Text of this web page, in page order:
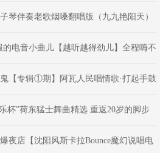
航琴伴奏老歌烟嗓翻唱版（九九艳阳天）
小花
的电音小曲儿【越听越得劲儿】全程嗨不
【专辑①期】阿瓦人民唱情歌·打起手鼓
》 河南DJ彦航
杯”荷东猛士舞曲精选 重返20岁的脚步
夜店【沈阳风斯卡拉Bounce魔幻说唱电